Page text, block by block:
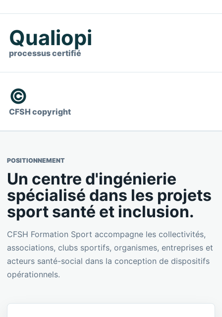
Qualiopi
processus certifié
©
CFSH copyright
POSITIONNEMENT
Un centre d'ingénierie
spécialisé dans les projets
sport santé et inclusion.
CFSH Formation Sport accompagne les collectivités,
associations, clubs sportifs, organismes, entreprises et
acteurs santé-social dans la conception de dispositifs
opérationnels.